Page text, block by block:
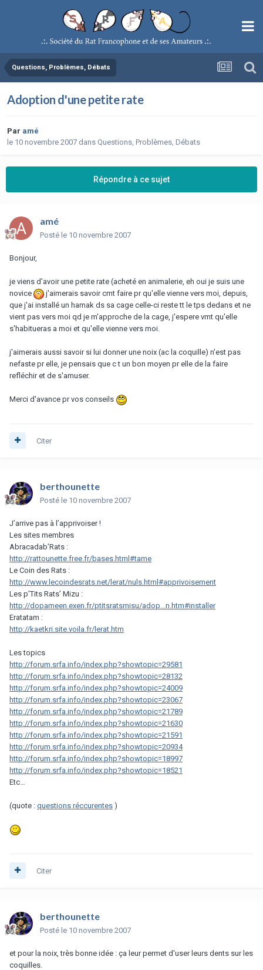
Questions, Problèmes, Débats
Adoption d'une petite rate
Par amé
le 10 novembre 2007 dans Questions, Problèmes, Débats
Répondre à ce sujet
amé
Posté le 10 novembre 2007
Bonjour,
je viens d'avoir une petite rate (acheté en animalerie, eh oui je suis une
novice
j'aimerais savoir cmt faire pr qu'elle vienne vers moi, depuis,
que j'ai installé un hamak ds sa cage celle-ci reste tt le tps dedans et ne
vient pas vers moi qd je m'approche de la cage, j'espere vmt qu'elle
s'habitueras a moi et qu'elle vienne vers moi.
j'aimerais aussi savoir si lui donner une noix (ac la coquille) n'est pas
nefaste pr elle, je pensais que c t un bon moyen pr elle de la faire
refléchir et de s'amuser.
Merci d'avance pr vos conseils
Citer
berthounette
Posté le 10 novembre 2007
J’arrive pas à l’apprivoiser !
Les sites membres
Abracadab’Rats :
http://rattounette.free.fr/bases.html#tame
Le Coin des Rats :
http://www.lecoindesrats.net/lerat/nuls.html#apprivoisement
Les p’Tits Rats’ Mizu :
http://dopameen.exen.fr/ptitsratsmisu/adop...n.htm#installer
Eratatam :
http://kaetkri.site.voila.fr/lerat.htm
Les topics
http://forum.srfa.info/index.php?showtopic=29581
http://forum.srfa.info/index.php?showtopic=28132
http://forum.srfa.info/index.php?showtopic=24009
http://forum.srfa.info/index.php?showtopic=23067
http://forum.srfa.info/index.php?showtopic=21789
http://forum.srfa.info/index.php?showtopic=21630
http://forum.srfa.info/index.php?showtopic=21591
http://forum.srfa.info/index.php?showtopic=20934
http://forum.srfa.info/index.php?showtopic=18997
http://forum.srfa.info/index.php?showtopic=18521
Etc…
(quote : questions réccurentes )
Citer
berthounette
Posté le 10 novembre 2007
et pour la noix, très bonne idée : ça leur permet d'user leurs dents sur les
coquilles.